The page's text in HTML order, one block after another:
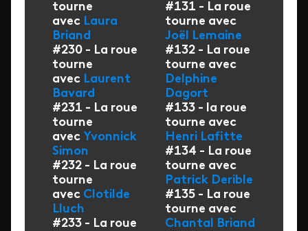
tourne
avec Laura
Briand
#230 - La roue
tourne
avec Laurent
Bavard
#231 - La roue
tourne
avec Yvonnick
Simon
#232 - La roue
tourne
avec Clotilde
Lluch
#233 - La roue
#131 - La roue
tourne avec
Joël Lemaine
#132 - La roue
tourne avec
Delphine
Dagort
#133 - la roue
tourne avec
Henri Lafitte
#134 - La roue
tourne avec
Patrick Derible
#135 - La roue
tourne avec
Chantal Briand